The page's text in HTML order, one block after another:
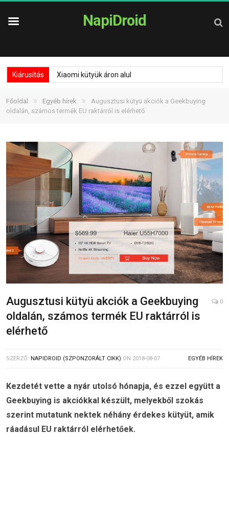
NapiDroid
Kiárusítás Xiaomi kütyük áron alul
Főoldal » Egyéb hírek »
Augusztusi kütyü akciók a Geekbuying
oldalán, számos termék EU raktárról is elérhető
Augusztusi kütyü akciók a Geekbuying
oldalán, számos termék EU raktárról is
elérhető
0
SZERZŐ: NAPIDROID (SZPONZORÁLT CIKK) ON 2018-08-07 EGYÉB HÍREK
Kezdetét vette a nyár utolsó hónapja, és ezzel együtt a
Geekbuying is akciókkal készült, melyekből szokás
szerint mutatunk nektek néhány érdekes kütyüt, amik
ráadásul EU raktárról elérhetőek.